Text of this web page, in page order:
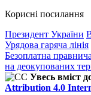
Корисні посилання
Президент України
Урядова гаряча лінія
Безоплатна
на деокупованих
Увесь вміст
Attribution 4.0